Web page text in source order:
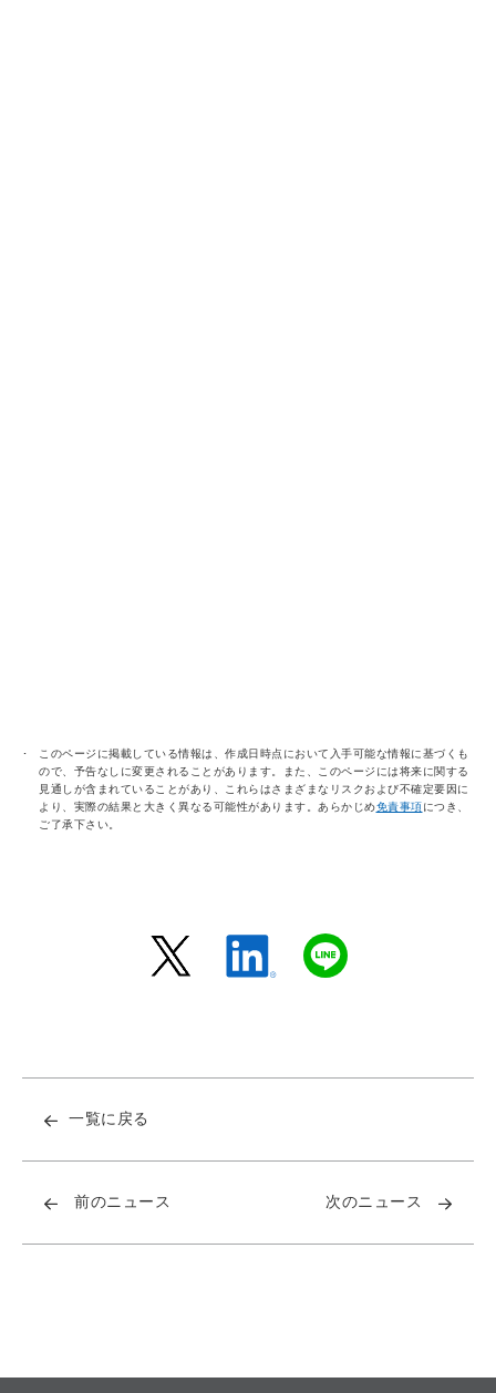
このページに掲載している情報は、作成日時点において入手可能な情報に基づくも
ので、予告なしに変更されることがあります。また、このページには将来に関する
見通しが含まれていることがあり、これらはさまざまなリスクおよび不確定要因に
より、実際の結果と大きく異なる可能性があります。あらかじめ免責事項につき、
ご了承下さい。
一覧に戻る
前のニュース 次のニュース